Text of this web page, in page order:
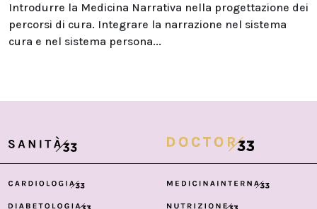
Introdurre la Medicina Narrativa nella progettazione dei
percorsi di cura. Integrare la narrazione nel sistema
cura e nel sistema persona...